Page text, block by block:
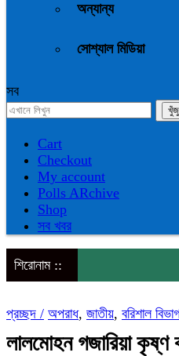
অন্যান্য
সোশ্যাল মিডিয়া
সব
Cart
Checkout
My account
Polls ARchive
Shop
সব খবর
শিরোনাম ::
প্রচ্ছদ / অপরাধ, জাতীয়, বরিশাল
লালমোহন গজারিয়া কৃষ্ণ